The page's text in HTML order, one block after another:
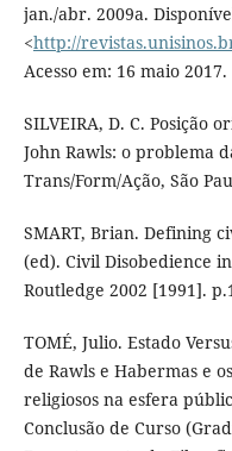
jan./abr. 2009a.
<http://
Acesso em: 16 maio 2017.
SILVEIRA, D. C. Posição
John Rawls: o problema
Trans/Form/Ação, São
SMART, Brian. Defining
(ed). Civil Disobedience
Routledge 2002 [1991].
TOMÉ, Julio. Estado
de Rawls e Habermas e
religiosos na esfera
Conclusão de Curso